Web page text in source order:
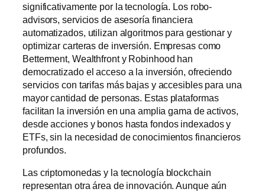
significativamente por la tecnología. Los robo-
advisors, servicios de asesoría financiera
automatizados, utilizan algoritmos para gestionar y
optimizar carteras de inversión. Empresas como
Betterment, Wealthfront y Robinhood han
democratizado el acceso a la inversión, ofreciendo
servicios con tarifas más bajas y accesibles para una
mayor cantidad de personas. Estas plataformas
facilitan la inversión en una amplia gama de activos,
desde acciones y bonos hasta fondos indexados y
ETFs, sin la necesidad de conocimientos financieros
profundos.
Las criptomonedas y la tecnología blockchain
representan otra área de innovación. Aunque aún